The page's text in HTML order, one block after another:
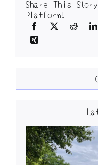
Share This
Platform!